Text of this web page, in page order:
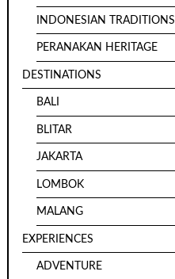
INDONESIAN TRADITIONS
PERANAKAN HERITAGE
DESTINATIONS
BALI
BLITAR
JAKARTA
LOMBOK
MALANG
EXPERIENCES
ADVENTURE